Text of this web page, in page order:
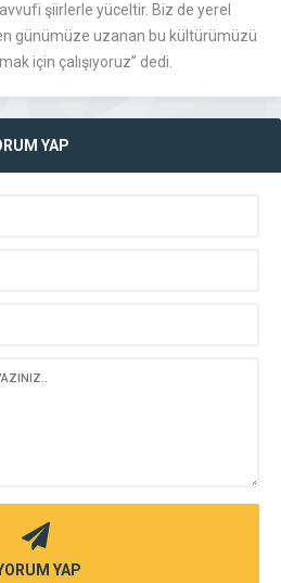
şiirlerle yüceltir. Biz de yerel
günümüze uzanan bu kültürümüzü
için çalışıyoruz” dedi.
YAP
YAP